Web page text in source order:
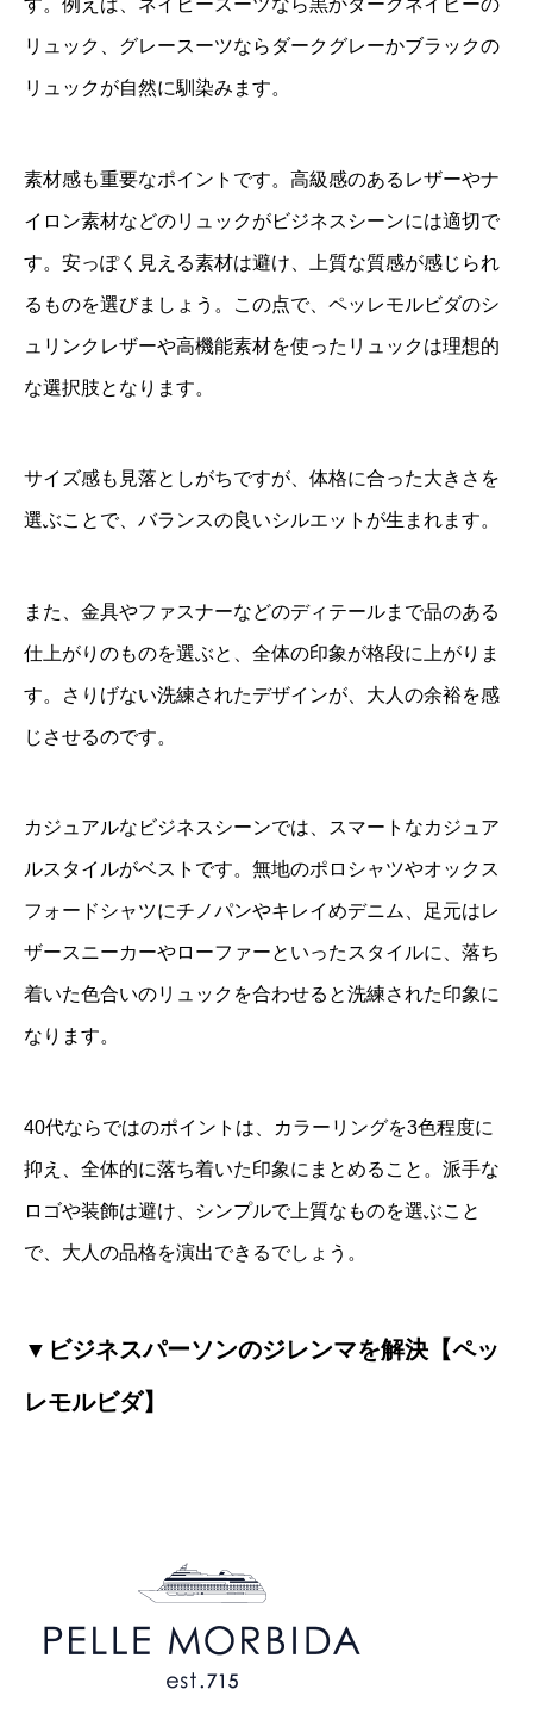
す。例えば、ネイビースーツなら黒かダークネイビーの
リュック、グレースーツならダークグレーかブラックの
リュックが自然に馴染みます。
素材感も重要なポイントです。高級感のあるレザーやナ
イロン素材などのリュックがビジネスシーンには適切で
す。安っぽく見える素材は避け、上質な質感が感じられ
るものを選びましょう。この点で、ペッレモルビダのシ
ュリンクレザーや高機能素材を使ったリュックは理想的
な選択肢となります。
サイズ感も見落としがちですが、体格に合った大きさを
選ぶことで、バランスの良いシルエットが生まれます。
また、金具やファスナーなどのディテールまで品のある
仕上がりのものを選ぶと、全体の印象が格段に上がりま
す。さりげない洗練されたデザインが、大人の余裕を感
じさせるのです。
カジュアルなビジネスシーンでは、スマートなカジュア
ルスタイルがベストです。無地のポロシャツやオックス
フォードシャツにチノパンやキレイめデニム、足元はレ
ザースニーカーやローファーといったスタイルに、落ち
着いた色合いのリュックを合わせると洗練された印象に
なります。
40代ならではのポイントは、カラーリングを3色程度に
抑え、全体的に落ち着いた印象にまとめること。派手な
ロゴや装飾は避け、シンプルで上質なものを選ぶこと
で、大人の品格を演出できるでしょう。
▼ビジネスパーソンのジレンマを解決【ペッ
レモルビダ】